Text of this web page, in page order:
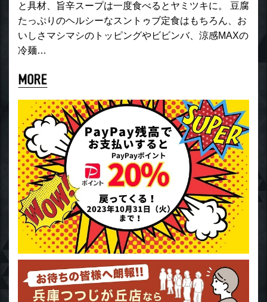
と具材、旨辛スープは一度食べるとヤミツキに。 豆腐
たっぷりのヘルシーなスントゥブ定食はもちろん、お
いしさマシマシのトッピングやビビンバ、涼感MAXの
冷麺…